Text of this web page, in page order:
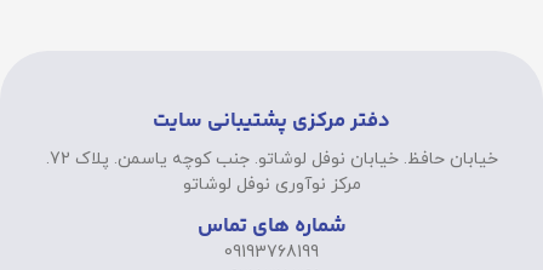
دفتر مرکزی پشتیبانی سایت
خیابان حافظ. خیابان نوفل لوشاتو. جنب کوچه یاسمن. پلاک 72.
مرکز نوآوری نوفل لوشاتو
شماره های تماس
09193768199